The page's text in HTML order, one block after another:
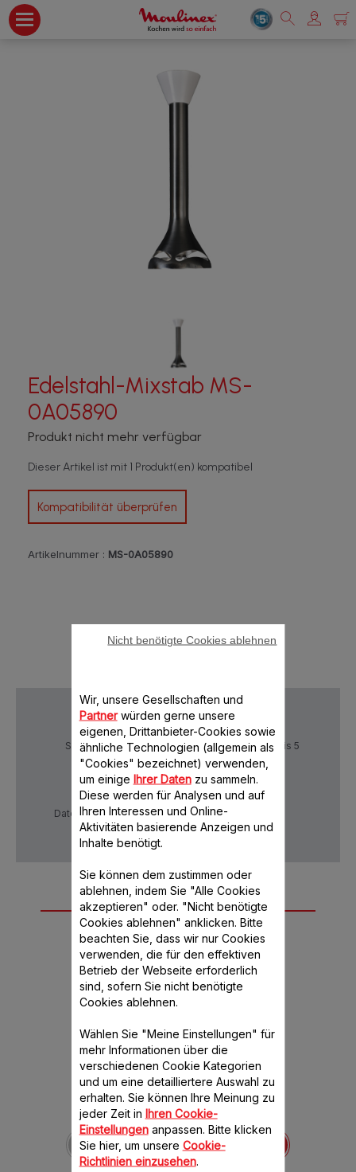
Edelstahl-Mixstab MS-
0A05890
Produkt nicht mehr verfügbar
Dieser Artikel ist mit 1 Produkt(en) kompatibel
Kompatibilität überprüfen
Artikelnummer : MS-0A05890
Sichere Zahlung
Lieferzeiten: 4 bis 5
Werktage
Datenschutzrichtlinie
Weiteres
empfohlenes
Zubehör
Becher 800ml MS-
4946320
Maßabnahme
Wir, unsere Gesellschaften und
Partnerwürden gerne unsere
eigenen, Drittanbieter-Cookies sowie
ähnliche Technologien (allgemein als
"Cookies" bezeichnet) verwenden,
um einige Ihrer Datenzu sammeln.
Diese werden für Analysen und auf
Ihren Interessen und Online-
Aktivitäten basierende Anzeigen und
Inhalte benötigt.
Sie können dem zustimmen oder
ablehnen, indem Sie "Alle Cookies
akzeptieren" oder. "Nicht benötigte
Cookies ablehnen" anklicken. Bitte
beachten Sie, dass wir nur Cookies
verwenden, die für den effektiven
Betrieb der Webseite erforderlich
sind, sofern Sie nicht benötigte
Cookies ablehnen.
Wählen Sie "Meine Einstellungen" für
mehr Informationen über die
verschiedenen Cookie Kategorien
und um eine detailliertere Auswahl zu
erhalten. Sie können Ihre Meinung zu
jeder Zeit in Ihren Cookie-
Einstellungenanpassen. Bitte klicken
Sie hier, um unsere Cookie-
Richtlinien einzusehen.
Nicht benötigte Cookies ablehnen